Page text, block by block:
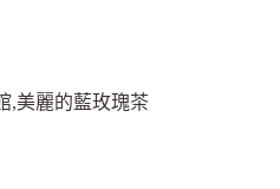
,美麗的藍玫瑰茶